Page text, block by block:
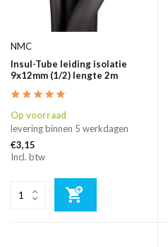
NMC
Insul-Tube leiding isolatie
9x12mm (1/2) lengte 2m
Op voorraad
levering binnen 5 werkdagen
€3,15
Incl. btw